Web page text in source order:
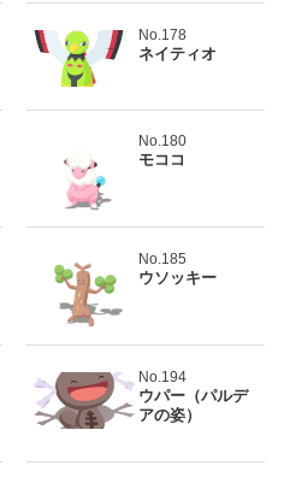
No.178
ネイティオ
No.180
モココ
No.185
ウソッキー
No.194
ウパー（パルデ
アの姿）